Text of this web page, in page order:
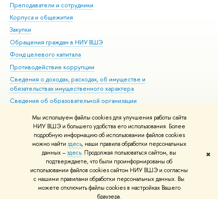
Мы используем файлы cookies для улучшения работы сайта
НИУ ВШЭ и большего удобства его использования. Более
подробную информацию об использовании файлов cookies
можно найти здесь, наши правила обработки персональных
данных –здесь. Продолжая пользоваться сайтом, вы
подтверждаете, что были проинформированы об
использовании файлов cookies сайтом НИУ ВШЭ и согласны
с нашими правилами обработки персональных данных. Вы
можете отключить файлы cookies в настройках Вашего
браузера.
✖
Преподаватели и сотрудники
Корпуса и общежития
Закупки
Обращения граждан в НИУ ВШЭ
Фонд целевого капитала
Противодействие коррупции
Сведения о доходах, расходах, об имуществе и
обязательствах имущественного характера
Сведения об образовательной организации
Людям с ограниченными возможностями здоровья
Единая платежная страница
Работа в Вышке
© НИУ ВШЭ 1993–2026 Адреса и контакты Условия использования
материалов Политика конфиденциальности Карта сайта
Шрифты HSE Sans и HSE Slab разработаны вШколе дизайна НИУ ВШЭ